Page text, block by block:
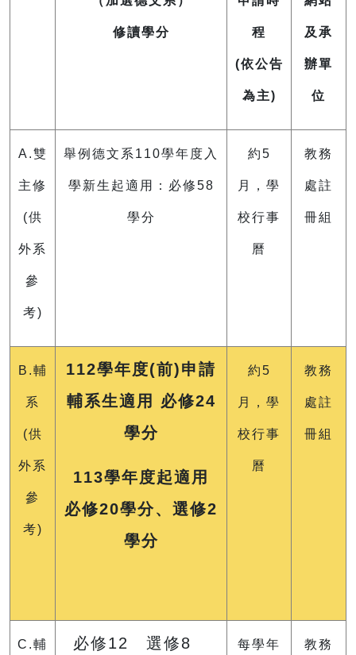
修讀學分 程
(依公告
為主)
及承
辦單
位
A.雙
主修
(供
外系
參
考)
舉例德文系110學年度入
學新生起適用：必修58
學分
約5
月，學
校行事
曆
教務
處註
冊組
B.輔
系
(供
外系
參
考)
112學年度(前)申請
輔系生適用 必修24
學分
113學年度起適用
必修20學分、選修2
學分
約5
月，學
校行事
曆
教務
處註
冊組
C.輔
必修12 選修8
每學年 教務